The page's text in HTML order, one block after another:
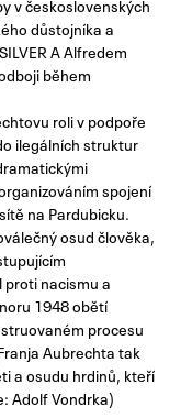
v československých
důstojníka a
A Alfredem
během
roli v podpoře
ilegálních struktur
spojení
na Pardubicku.
osud člověka,
proti nacismu a
1948 obětí
procesu
Aubrechta tak
a osudu hrdinů, kteří
Adolf Vondrka)